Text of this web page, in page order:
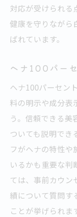
対応が受けられる
健康を守りながら
ばれています。
ヘナ100パー
ヘナ100パーセン
料の明示や成分表
う。信頼できる美
ついても説明でき
フがヘナの特性や
いるかも重要な判
ては、事前カウン
績について質問す
ことが挙げられま